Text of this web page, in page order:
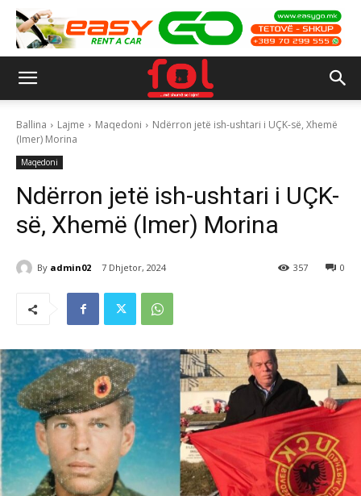
Ballina Lajme Maqedoni
Ndërron jetë ish-ushtari i UÇK-së, Xhemë
(Imer) Morina
Maqedoni
Ndërron jetë ish-ushtari i UÇK-
së, Xhemë (Imer) Morina
By admin02 7 Dhjetor, 2024 0
357